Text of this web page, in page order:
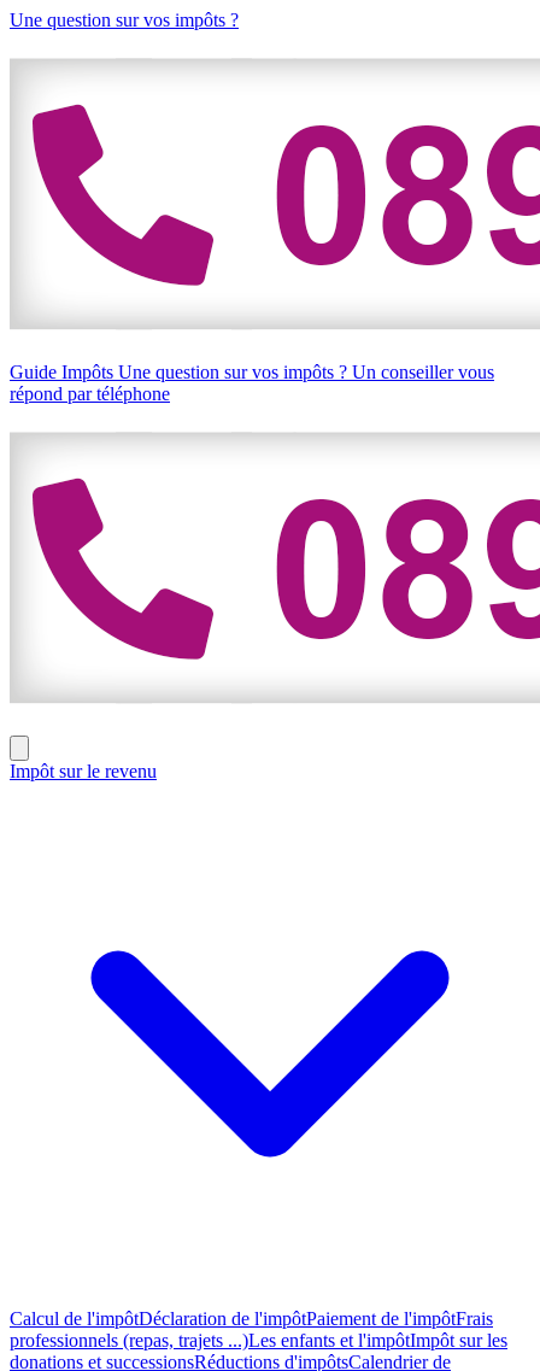
Une question sur vos impôts ?
Guide Impôts Une question sur vos impôts ? Un conseiller vous
répond par téléphone
Impôt sur le revenu
Calcul de l'impôtDéclaration de l'impôtPaiement de l'impôtFrais
professionnels (repas, trajets ...)Les enfants et l'impôtImpôt sur les
donations et successionsRéductions d'impôtsCalendrier de